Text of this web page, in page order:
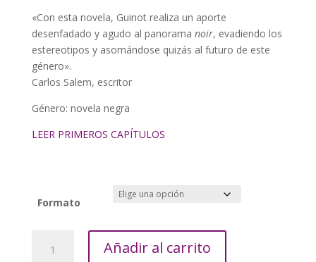
«Con esta novela, Guinot realiza un aporte
desenfadado y agudo al panorama noir, evadiendo los
estereotipos y asomándose quizás al futuro de este
género».
Carlos Salem, escritor
Género: novela negra
LEER PRIMEROS CAPÍTULOS
Formato
suicida
Añadir al carrito